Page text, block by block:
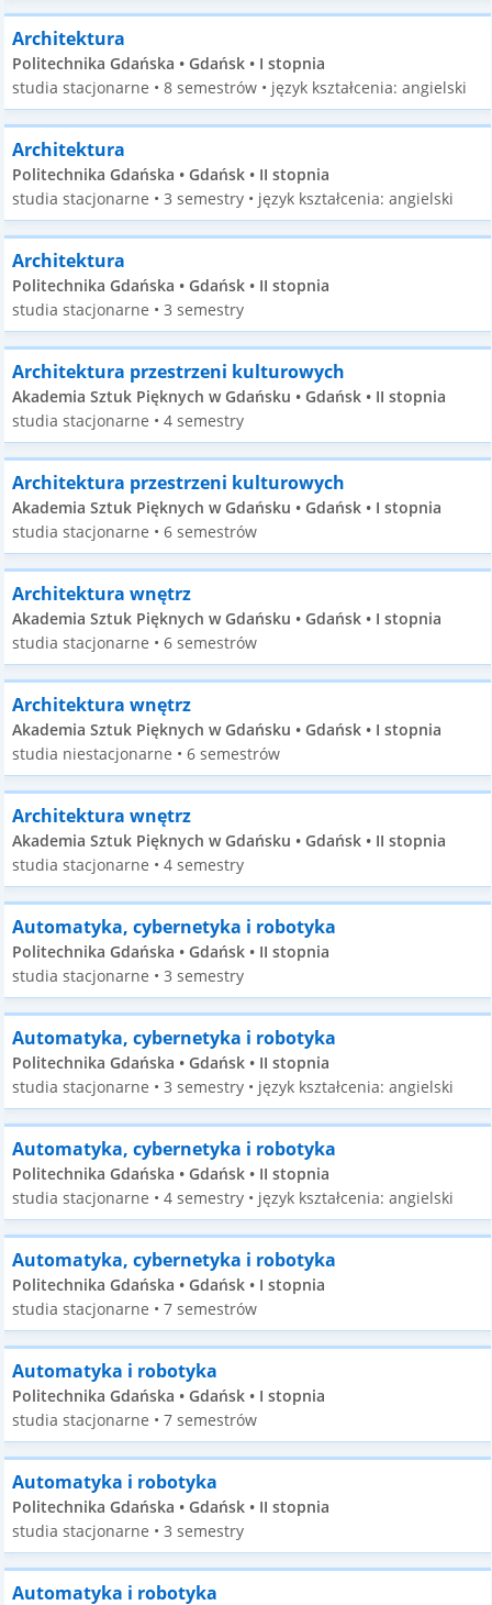
Architektura
Politechnika Gdańska • Gdańsk • I stopnia
studia stacjonarne • 8 semestrów • język kształcenia: angielski
Architektura
Politechnika Gdańska • Gdańsk • II stopnia
studia stacjonarne • 3 semestry • język kształcenia: angielski
Architektura
Politechnika Gdańska • Gdańsk • II stopnia
studia stacjonarne • 3 semestry
Architektura przestrzeni kulturowych
Akademia Sztuk Pięknych w Gdańsku • Gdańsk • II stopnia
studia stacjonarne • 4 semestry
Architektura przestrzeni kulturowych
Akademia Sztuk Pięknych w Gdańsku • Gdańsk • I stopnia
studia stacjonarne • 6 semestrów
Architektura wnętrz
Akademia Sztuk Pięknych w Gdańsku • Gdańsk • I stopnia
studia stacjonarne • 6 semestrów
Architektura wnętrz
Akademia Sztuk Pięknych w Gdańsku • Gdańsk • I stopnia
studia niestacjonarne • 6 semestrów
Architektura wnętrz
Akademia Sztuk Pięknych w Gdańsku • Gdańsk • II stopnia
studia stacjonarne • 4 semestry
Automatyka, cybernetyka i robotyka
Politechnika Gdańska • Gdańsk • II stopnia
studia stacjonarne • 3 semestry
Automatyka, cybernetyka i robotyka
Politechnika Gdańska • Gdańsk • II stopnia
studia stacjonarne • 3 semestry • język kształcenia: angielski
Automatyka, cybernetyka i robotyka
Politechnika Gdańska • Gdańsk • II stopnia
studia stacjonarne • 4 semestry • język kształcenia: angielski
Automatyka, cybernetyka i robotyka
Politechnika Gdańska • Gdańsk • I stopnia
studia stacjonarne • 7 semestrów
Automatyka i robotyka
Politechnika Gdańska • Gdańsk • I stopnia
studia stacjonarne • 7 semestrów
Automatyka i robotyka
Politechnika Gdańska • Gdańsk • II stopnia
studia stacjonarne • 3 semestry
Automatyka i robotyka